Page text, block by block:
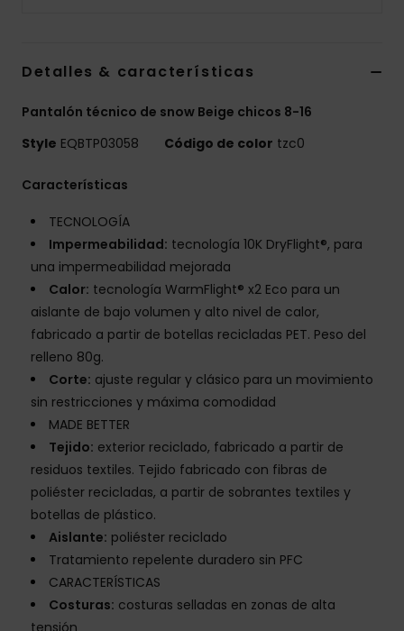
Detalles & características
Pantalón técnico de snow Beige chicos 8-16
Style EQBTP03058 Código de color tzc0
Características
TECNOLOGÍA
Impermeabilidad: tecnología 10K DryFlight®, para
una impermeabilidad mejorada
Calor: tecnología WarmFlight® x2 Eco para un
aislante de bajo volumen y alto nivel de calor,
fabricado a partir de botellas recicladas PET. Peso del
relleno 80g.
Corte: ajuste regular y clásico para un movimiento
sin restricciones y máxima comodidad
MADE BETTER
Tejido: exterior reciclado, fabricado a partir de
residuos textiles. Tejido fabricado con fibras de
poliéster recicladas, a partir de sobrantes textiles y
botellas de plástico.
Aislante: poliéster reciclado
Tratamiento repelente duradero sin PFC
CARACTERÍSTICAS
Costuras: costuras selladas en zonas de alta